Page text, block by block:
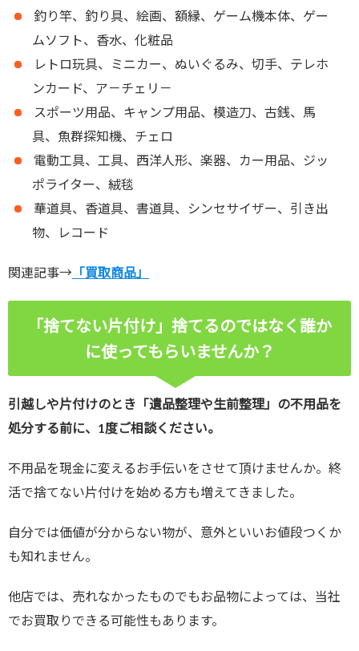
釣り竿、釣り具、絵画、額縁、ゲーム機本体、ゲー
ムソフト、香水、化粧品
レトロ玩具、ミニカー、ぬいぐるみ、切手、テレホ
ンカード、ア－チェリ－
スポーツ用品、キャンプ用品、模造刀、古銭、馬
具、魚群探知機、チェロ
電動工具、工具、西洋人形、楽器、カー用品、ジッ
ポライター、絨毯
華道具、香道具、書道具、シンセサイザー、引き出
物、レコード
関連記事→ 「買取商品」
「捨てない片付け」捨てるのではなく誰か
に使ってもらいませんか？
引越しや片付けのとき「遺品整理や生前整理」の不用品を
処分する前に、1度ご相談ください。
不用品を現金に変えるお手伝いをさせて頂けませんか。終
活で捨てない片付けを始める方も増えてきました。
自分では価値が分からない物が、意外といいお値段つくか
も知れません。
他店では、売れなかったものでもお品物によっては、当社
でお買取りできる可能性もあります。